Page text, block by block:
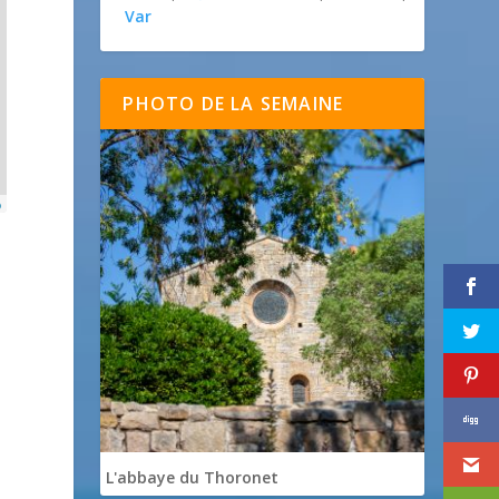
Var
PHOTO DE LA SEMAINE
L'abbaye du Thoronet